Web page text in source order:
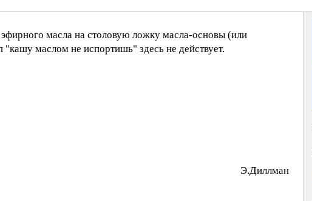
масла на столовую ложку масла-основы (или
маслом не испортишь" здесь не действует.
Э.Диллмaн